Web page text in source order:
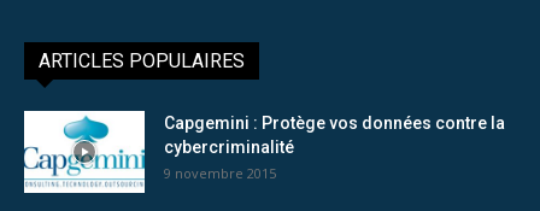
ARTICLES POPULAIRES
Capgemini : Protège vos données contre la
cybercriminalité
9 novembre 2015